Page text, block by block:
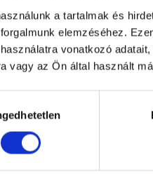
a tartalmak és
elemzéséhez.
vonatkozó
vagy az Ön által használt